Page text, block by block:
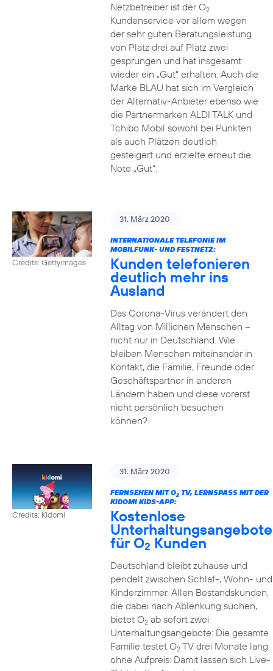
Netzbetreiber ist der O2
Kundenservice vor allem wegen
der sehr guten Beratungsleistung
von Platz drei auf Platz zwei
gesprungen und hat insgesamt
wieder ein „Gut“ erhalten. Auch die
Marke BLAU hat sich im Vergleich
der Alternativ-Anbieter ebenso wie
die Partnermarken ALDI TALK und
Tchibo Mobil sowohl bei Punkten
als auch Plätzen deutlich
gesteigert und erzielte erneut die
Note „Gut“.
Credits: Gettyimages
31. März 2020
INTERNATIONALE TELEFONIE IM
MOBILFUNK- UND FESTNETZ:
Kunden telefonieren
deutlich mehr ins
Ausland
Das Corona-Virus verändert den
Alltag von Millionen Menschen –
nicht nur in Deutschland. Wie
bleiben Menschen miteinander in
Kontakt, die Familie, Freunde oder
Geschäftspartner in anderen
Ländern haben und diese vorerst
nicht persönlich besuchen
können?
Credits: Kidomi
31. März 2020
FERNSEHEN MIT O2TV, LERNSPASS MIT DER K
IDOMI KIDS-APP:
Kostenlose
Unterhaltungsangebote
für O2 Kunden
Deutschland bleibt zuhause und
pendelt zwischen Schlaf-, Wohn- und
Kinderzimmer. Allen Bestandskunden,
die dabei nach Ablenkung suchen,
bietet O2ab sofort zwei
Unterhaltungsangebote: Die gesamte
Familie testet O2TV drei Monate lang
ohne Aufpreis: Damit lassen sich Live-